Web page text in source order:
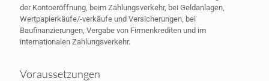
der Kontoeröffnung, beim Zahlungsverkehr, bei Geldanlagen,
Wertpapierkäufe/-verkäufe und Versicherungen, bei
Baufinanzierungen, Vergabe von Firmenkrediten und im
internationalen Zahlungsverkehr.
Voraussetzungen